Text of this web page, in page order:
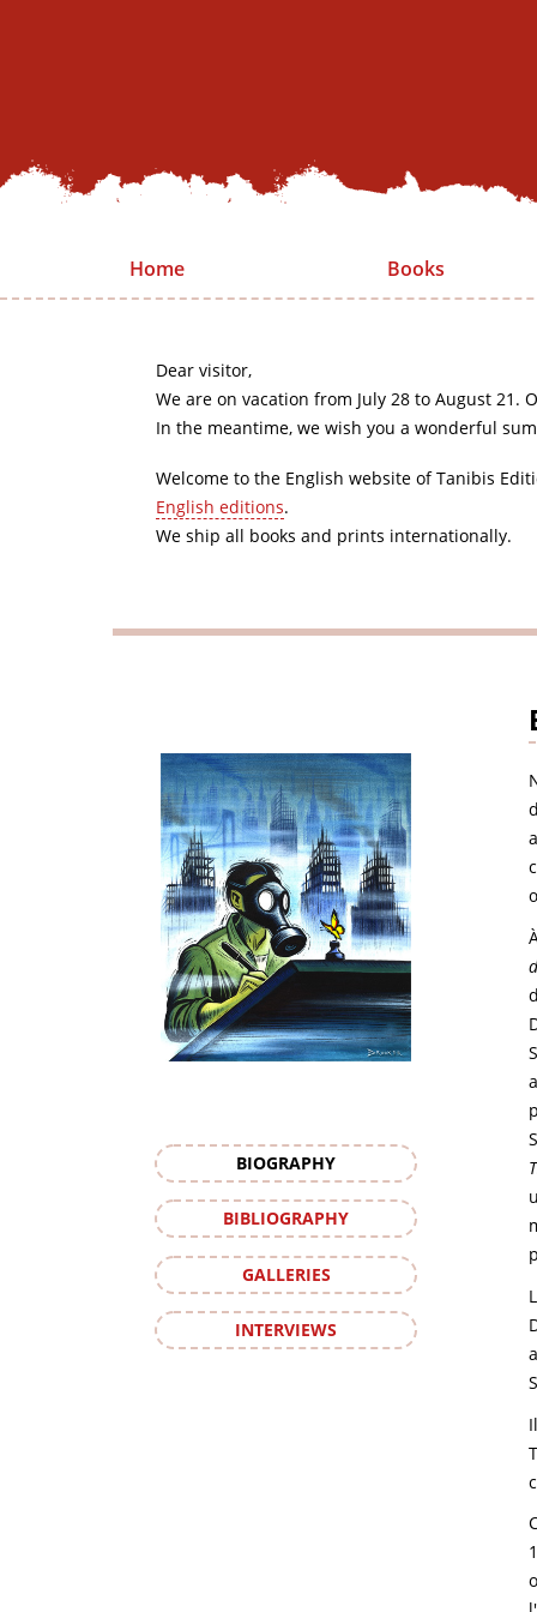
Home Books
Dear visitor,
We are on vacation from July 28 to August
In the meantime, we wish you a wonderful
Welcome to the English website of Tanibis
English editions.
We ship all books and prints internationally.
BIOGRAPHY
BIBLIOGRAPHY
GALLERIES
INTERVIEWS